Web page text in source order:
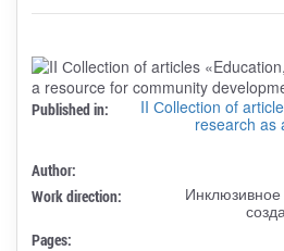
Published in:
II Сollection of
research as
Author:
Work direction:
Инклюзивное
Pages: